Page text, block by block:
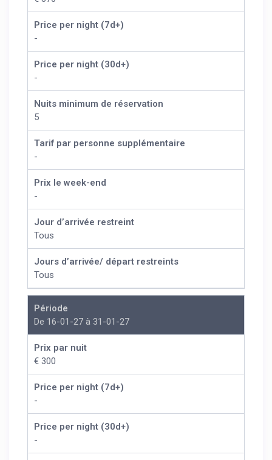
Price per night (7d+)
-
Price per night (30d+)
-
Nuits minimum de réservation
5
Tarif par personne supplémentaire
-
Prix le week-end
-
Jour d’arrivée restreint
Tous
Jours d’arrivée/ départ restreints
Tous
Période
De 16-01-27 à 31-01-27
Prix par nuit
€ 300
Price per night (7d+)
-
Price per night (30d+)
-